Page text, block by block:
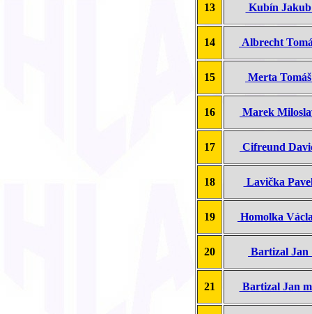
13 Kubín
14 Albrecht
15 Merta
16 Marek
17 Cifreund
18 Lavička
19 Homolka
20 Bartizal
21 Bartizal Jan